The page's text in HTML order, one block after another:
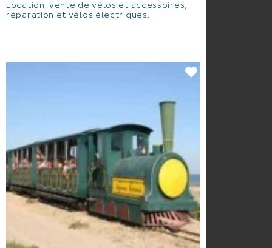
Location, vente de vélos et accessoires,
réparation et vélos électriques.